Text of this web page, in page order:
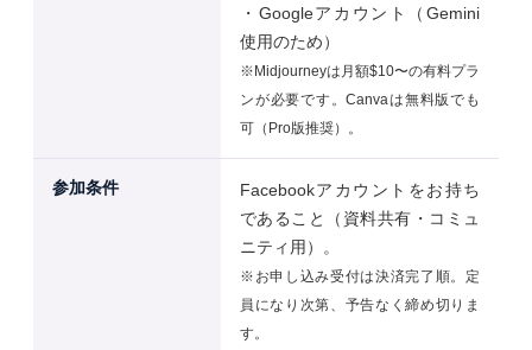
・Googleアカウント（Gemini
使用のため）
※Midjourneyは月額$10〜の有料プラ
ンが必要です。Canvaは無料版でも
可（Pro版推奨）。
参加条件
Facebookアカウントをお持ち
であること（資料共有・コミュ
ニティ用）。
※お申し込み受付は決済完了順。定
員になり次第、予告なく締め切りま
す。